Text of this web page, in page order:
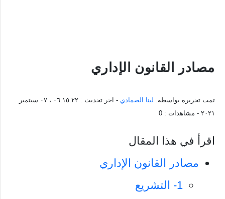
مصادر القانون الإداري
تمت تحريره بواسطة: لينا الصمادي - اخر تحديث :
٠٦:١٥:٢٢ ، ٠٧ سبتمبر
٢٠٢١ - مشاهدات : 0
اقرأ في هذا المقال
مصادر القانون الإداري
1- التشريع